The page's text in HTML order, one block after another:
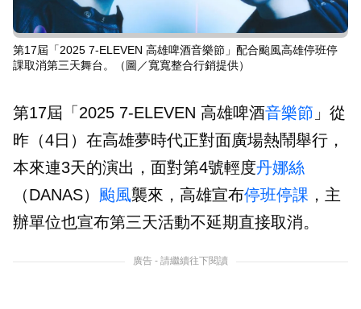
第17屆「2025 7-ELEVEN 高雄啤酒音樂節」配合颱風高雄停班停
課取消第三天舞台。（圖／寬寬整合行銷提供）
第17屆「2025 7-ELEVEN 高雄啤酒音樂節 」從
昨（4日）在高雄夢時代正對面廣場熱鬧舉行，
本來連3天的演出，面對第4號輕度丹娜絲
（DANAS） 颱風襲來，高雄宣布停班停課 ，主
辦單位也宣布第三天活動不延期直接取消。
廣告 - 請繼續往下閱讀